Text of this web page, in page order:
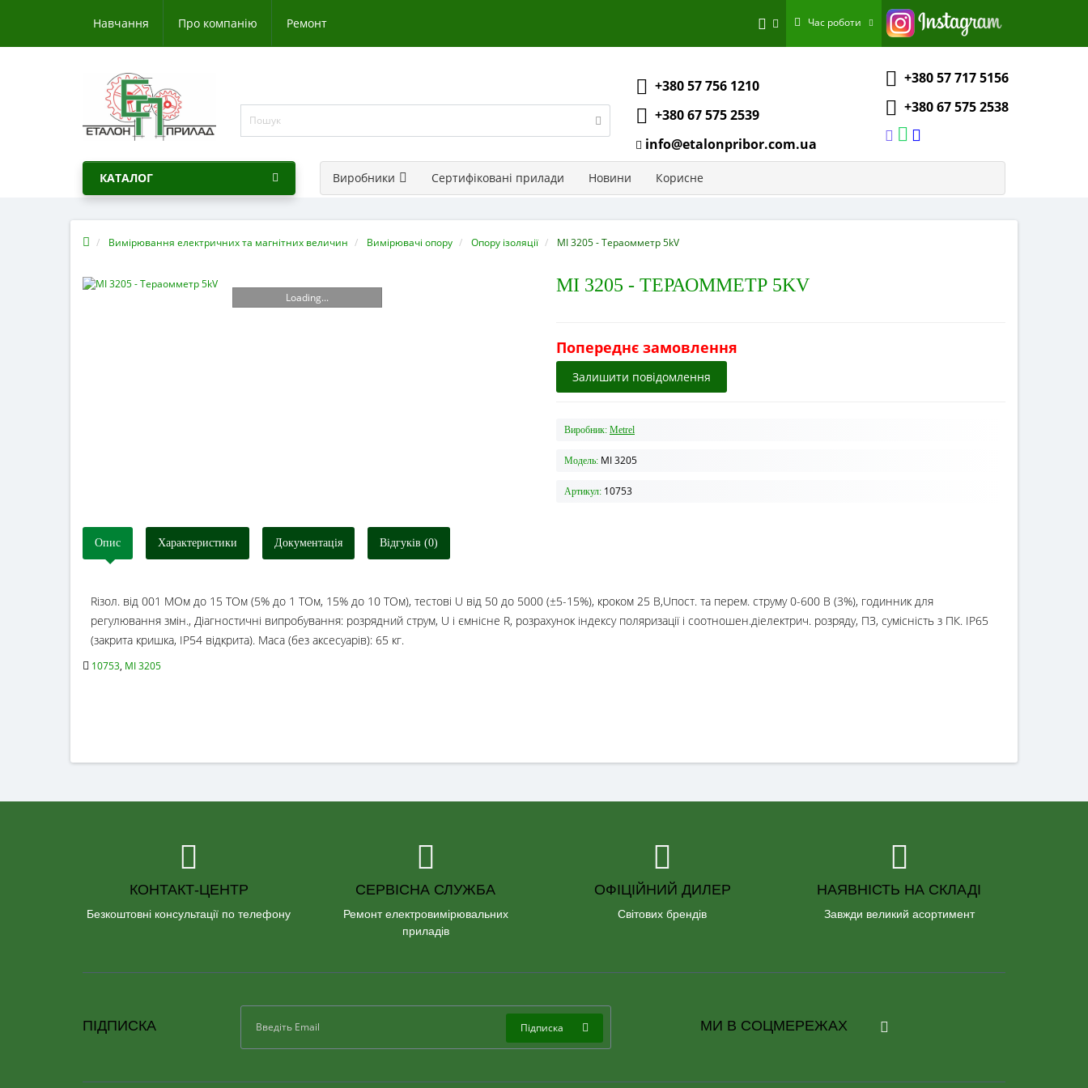
Навчання Про компанію Ремонт Час роботи
+380 57 756 1210
+380 67 575 2539
info@etalonpribor.com.ua
+380 57 717 5156
+380 67 575 2538
КАТАЛОГ Виробники Сертифіковані прилади Новини Корисне
Вимірювання електричних та магнітних величин Вимірювачі опору Опору ізоляції MI 3205 - Тераомметр 5kV
Loading...
MI 3205 - ТЕРАОММЕТР 5KV
Попереднє замовлення
Залишити повідомлення
Виробник: Metrel
Модель: MI 3205
Артикул: 10753
Опис Характеристики Документацiя Відгуків (0)
Rізол. від 001 МОм до 15 ТОм (5% до 1 ТОм, 15% до 10 ТОм), тестові U від 50 до 5000 (±5-15%), кроком 25 В,Uпост. та перем. струму 0-600 В (3%), годинник для
регулювання змін., Діагностичні випробування: розрядний струм, U і ємнісне R, розрахунок індексу поляризації і соотношен.діелектрич. розряду, ПЗ, сумісність з ПК. IP65
(закрита кришка, IP54 відкрита). Маса (без аксесуарів): 65 кг.
10753, MI 3205
КОНТАКТ-ЦЕНТР
Безкоштовні консультації по телефону
СЕРВІСНА СЛУЖБА
Ремонт електровимірювальних
приладів
ОФІЦІЙНИЙ ДИЛЕР
Світових брендів
НАЯВНІСТЬ НА СКЛАДІ
Завжди великий асортимент
ПІДПИСКА Підписка МИ В СОЦМЕРЕЖАХ